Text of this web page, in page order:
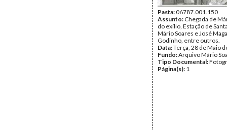
Pasta:06787.001.150
Assunto: Chegada de
do exílio, Estação de
Mário Soares e José
Godinho, entre outros.
Data:Terça, 28 de Maio
Fundo:Arquivo Mário
Tipo Documental:
Página(s): 1